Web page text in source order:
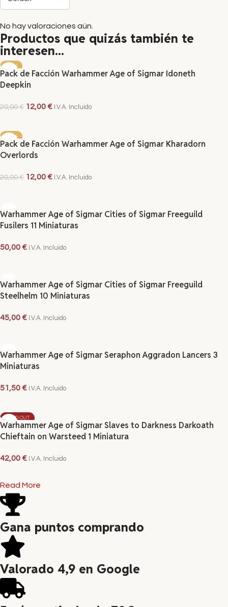
No hay valoraciones aún.
Productos que quizás también te
interesen...
-40%
Pack de Facción Warhammer Age of Sigmar Idoneth
Deepkin
20,00€ 12,00€ I.V.A. Incluido
-40%
Pack de Facción Warhammer Age of Sigmar Kharadorn
Overlords
20,00€ 12,00€ I.V.A. Incluido
Warhammer Age of Sigmar Cities of Sigmar Freeguild
Fusilers 11 Miniaturas
50,00€ I.V.A. Incluido
Warhammer Age of Sigmar Cities of Sigmar Freeguild
Steelhelm 10 Miniaturas
45,00€ I.V.A. Incluido
Warhammer Age of Sigmar Seraphon Aggradon Lancers 3
Miniaturas
51,50€ I.V.A. Incluido
SOLD OUT
Warhammer Age of Sigmar Slaves to Darkness Darkoath
Chieftain on Warsteed 1 Miniatura
42,00€ I.V.A. Incluido
Read More
Gana puntos comprando
Valorado 4,9 en Google